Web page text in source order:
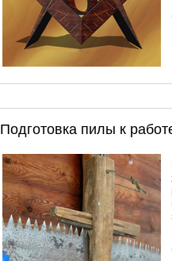
Подготовка пилы к